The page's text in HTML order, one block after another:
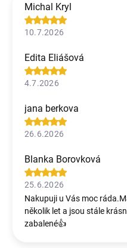
Michal Kryl
10.7.2026
Edita Eliášová
4.7.2026
jana berkova
26.6.2026
Blanka Borovková
25.6.2026
Nakupuji u Vás moc
několik let a jsou stále
zabalené👍